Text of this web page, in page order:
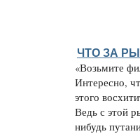
ЧТО ЗА
«Возьмите
Интересно,
этого
Ведь с этой
нибудь